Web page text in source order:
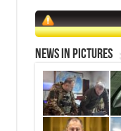
News in Pictures